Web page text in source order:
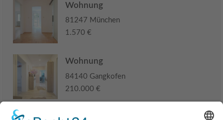
Wohnung
81247 München
1.570 €
Wohnung
84140 Gangkofen
210.000 €
Haus